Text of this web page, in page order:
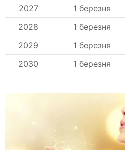
2027 1 березня
2028
1 березня
2029
1 березня
2030
1 березня